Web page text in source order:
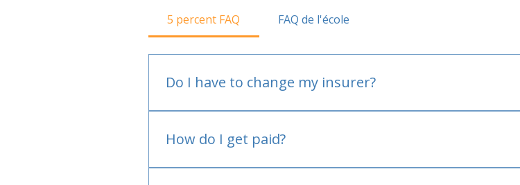
5 percent FAQ FAQ de l'école
Do I have to change my insurer?
How do I get paid?